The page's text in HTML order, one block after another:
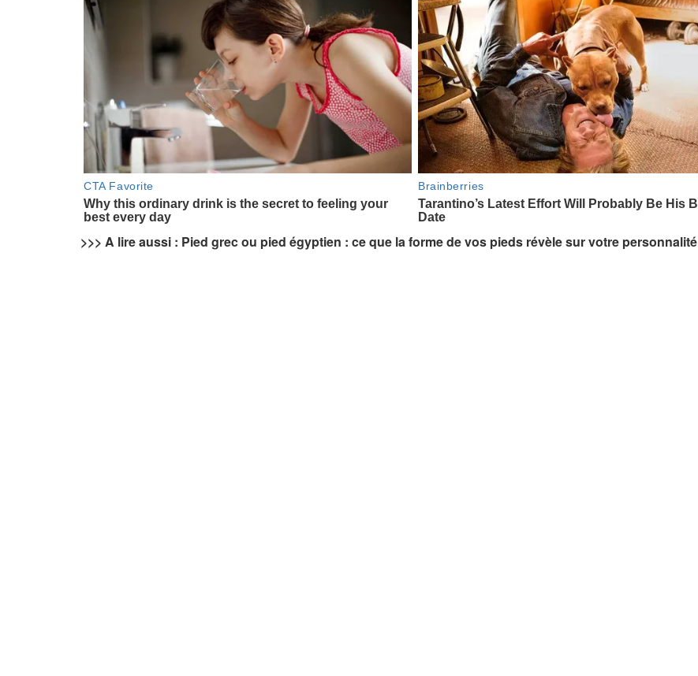
>>> A lire aussi : Pied grec ou pied égyptien : ce que la forme de vos pieds révèle sur votre personnalité